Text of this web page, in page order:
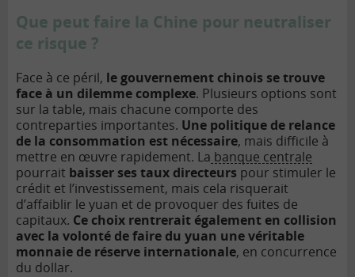
Que peut faire la Chine pour neutraliser
ce risque ?
Face à ce péril, le gouvernement chinois se trouve
face à un dilemme complexe. Plusieurs options sont
sur la table, mais chacune comporte des
contreparties importantes. Une politique de relance
de la consommation est nécessaire, mais difficile à
mettre en œuvre rapidement. La banque centrale
pourrait baisser ses taux directeurs pour stimuler le
crédit et l’investissement, mais cela risquerait
d’affaiblir le yuan et de provoquer des fuites de
capitaux. Ce choix rentrerait également en collision
avec la volonté de faire du yuan une véritable
monnaie de réserve internationale, en concurrence
du dollar.